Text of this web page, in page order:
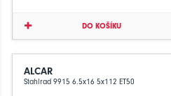
DO KOŠÍKU
ALCAR
Stahlrad 9915 6.5x16 5x112 ET50